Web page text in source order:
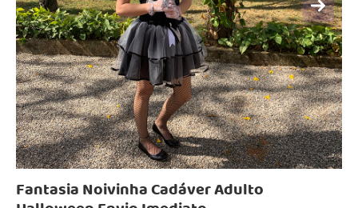
Fantasia Noivinha Cadáver Adulto